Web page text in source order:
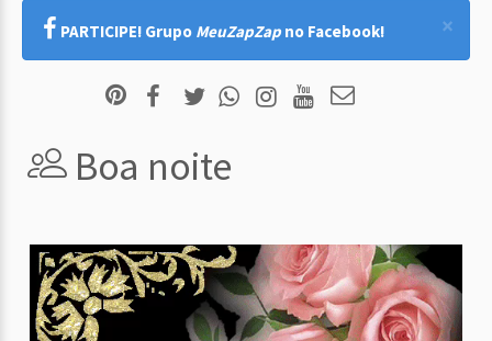
×
PARTICIPE! Grupo MeuZapZap no Facebook!
Boa noite